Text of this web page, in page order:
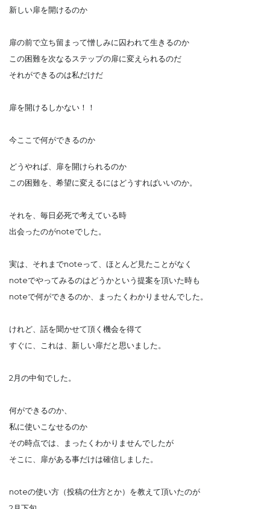
新しい扉を開けるのか
扉の前で立ち留まって憎しみに囚われて生きるのか
この困難を次なるステップの扉に変えられるのだ
それができるのは私だけだ
扉を開けるしかない！！
今ここで何ができるのか
どうやれば、扉を開けられるのか
この困難を、希望に変えるにはどうすればいいのか。
それを、毎日必死で考えている時
出会ったのがnoteでした。
実は、それまでnoteって、ほとんど見たことがなく
noteでやってみるのはどうかという提案を頂いた時も
noteで何ができるのか、まったくわかりませんでした。
けれど、話を聞かせて頂く機会を得て
すぐに、これは、新しい扉だと思いました。
2月の中旬でした。
何ができるのか、
私に使いこなせるのか
その時点では、まったくわかりませんでしたが
そこに、扉がある事だけは確信しました。
noteの使い方（投稿の仕方とか）を教えて頂いたのが